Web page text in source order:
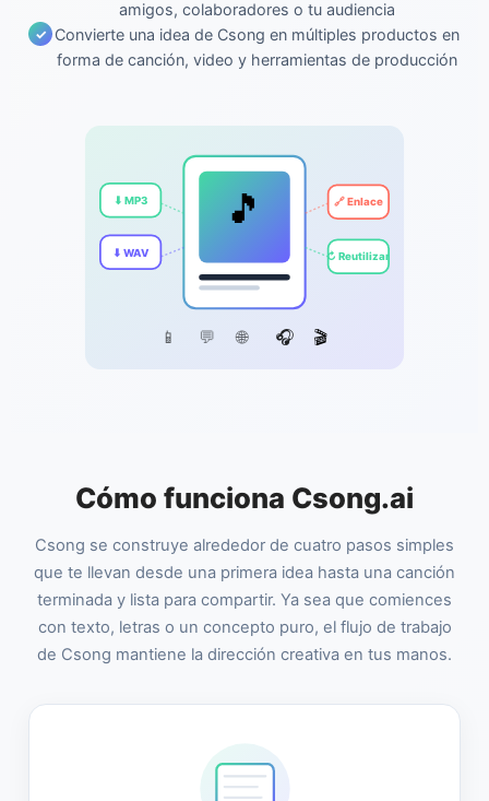
amigos, colaboradores o tu audiencia
Convierte una idea de Csong en múltiples productos en
forma de canción, video y herramientas de producción
🎵
⬇ MP3
⬇ WAV
🔗 Enlace
↻ Reutilizar
📱 💬 🌐 🎧 🎬
Cómo funciona Csong.ai
Csong se construye alrededor de cuatro pasos simples
que te llevan desde una primera idea hasta una canción
terminada y lista para compartir. Ya sea que comiences
con texto, letras o un concepto puro, el flujo de trabajo
de Csong mantiene la dirección creativa en tus manos.